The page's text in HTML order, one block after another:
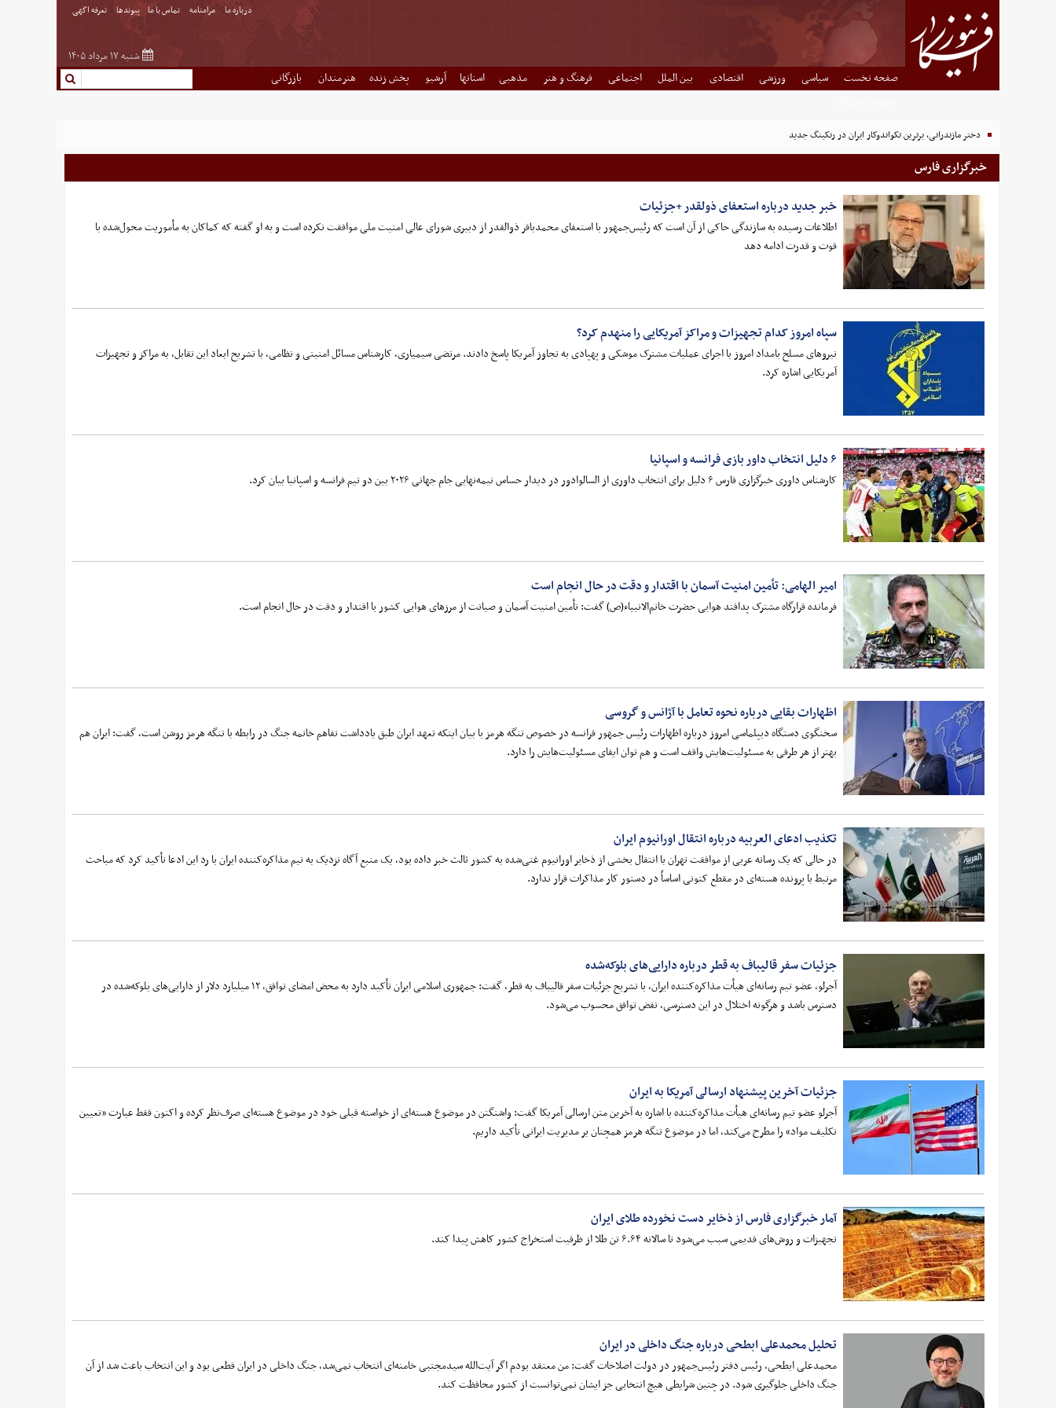
درباره ما مرامنامه تماس با ما پیوندها تعرفه اگهی
شنبه ۱۷ مرداد ۱۴۰۵
صفحه نخست سیاسی ورزشی اقتصادی بین الملل اجتماعی فرهنگ و هنر مذهبی استانها آرشیو پخش زنده هنرمندان
بازرگانی
دختر مازندرانی، برترین تکواندوکار ایران در رنکینگ جدید
خبرگزاری فارس
خبر جدید درباره استعفای ذولقدر +جزئیات
اطلاعات رسیده به سازندگی حاکی از آن است که رئیس‌جمهور با استعفای محمدباقر ذوالقدر از دبیری شورای ‌عالی امنیت ملی موافقت نکرده است و به او گفته که کماکان به مأموریت محول‌شده با
قوت و قدرت ادامه دهد
سپاه امروز کدام تجهیزات و مراکز آمریکایی را منهدم کرد؟
نیروهای مسلح بامداد امروز با اجرای عملیات مشترک موشکی و پهپادی به تجاوز آمریکا پاسخ دادند. مرتضی سیمیاری، کارشناس مسائل امنیتی و نظامی، با تشریح ابعاد این تقابل، به مراکز و تجهیزات
آمریکایی اشاره کرد.
۶ دلیل انتخاب داور بازی فرانسه و اسپانیا
کارشناس داوری خبرگزاری فارس ۶ دلیل برای انتخاب داوری از السالوادور در دیدار حساس نیمه‌نهایی جام جهانی ۲۰۲۶ بین دو تیم فرانسه و اسپانیا بیان کرد.
امیر الهامی: تأمین امنیت آسمان با اقتدار و دقت در حال انجام است
فرمانده قرارگاه مشترک پدافند هوایی حضرت خاتم‌الانبیاء(ص) گفت: تأمین امنیت آسمان و صیانت از مرزهای هوایی کشور با اقتدار و دقت در حال انجام است.
اظهارات بقایی درباره نحوه تعامل با آژانس و گروسی
سخنگوی دستگاه دیپلماسی امروز درباره اظهارات رئیس جمهور فرانسه در خصوص تنگه هرمز با بیان اینکه تعهد ایران طبق یادداشت تفاهم خاتمه جنگ در رابطه با تنگه هرمز روشن است، گفت: ایران هم
بهتر از هر طرفی به مسئولیت‌هایش واقف است و هم توان ایفای مسئولیت‌هایش را دارد.
تکذیب ادعای العربیه درباره انتقال اورانیوم ایران
در حالی که یک رسانه عربی از موافقت تهران با انتقال بخشی از ذخایر اورانیوم غنی‌شده به کشور ثالث خبر داده بود، یک منبع آگاه نزدیک به تیم مذاکره‌کننده ایران با رد این ادعا تأکید کرد که مباحث
مرتبط با پرونده هسته‌ای در مقطع کنونی اساساً در دستور کار مذاکرات قرار ندارد.
جزئیات سفر قالیباف به قطر درباره دارایی‌های بلوکه‌شده
آجرلو، عضو تیم رسانه‌ای هیأت مذاکره‌کننده ایران، با تشریح جزئیات سفر قالیباف به قطر، گفت: جمهوری اسلامی ایران تأکید دارد به محض امضای توافق، ۱۲ میلیارد دلار از دارایی‌های بلوکه‌شده در
دسترس باشد و هرگونه اختلال در این دسترسی، نقض توافق محسوب می‌شود.
جزئیات آخرین پیشنهاد ارسالی آمریکا به ایران
آجرلو عضو تیم رسانه‌ای هیأت مذاکره‌کننده با اشاره به آخرین متن ارسالی آمریکا گفت: واشنگتن در موضوع هسته‌ای از خواسته قبلی خود در موضوع هسته‌ای صرف‌نظر کرده و اکنون فقط عبارت «تعیین
تکلیف مواد» را مطرح می‌کند، اما در موضوع تنگه هرمز همچنان بر مدیریت ایرانی تأکید داریم.
آمار خبرگزاری فارس از ذخایر دست نخورده طلای ایران
تجهیزات و روش‌های قدیمی سبب می‌شود تا سالانه ۶.۶۴ تن طلا از ظرفیت استخراج کشور کاهش پیدا کند.
تحلیل محمدعلی ابطحی درباره جنگ داخلی در ایران
محمدعلی ابطحی، رئیس دفتر رئیس‌جمهور در دولت اصلاحات گفت: من معتقد بودم اگر آیت‌الله سیدمجتبی خامنه‌ای انتخاب نمی‌شد، جنگ داخلی در ایران قطعی بود و این انتخاب باعث شد از آن
جنگ داخلی جلوگیری شود. در چنین شرایطی هیچ انتخابی جز ایشان نمی‌توانست از کشور محافظت کند.